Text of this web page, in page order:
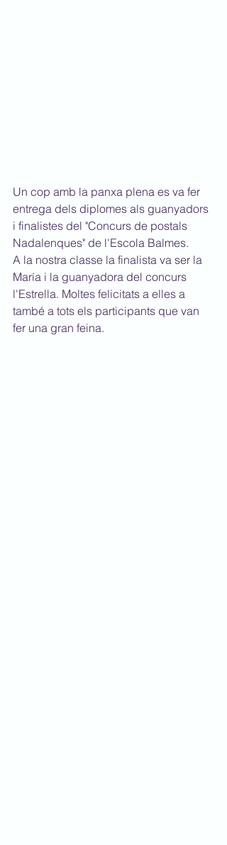
Un cop amb la panxa plena es va fer
entrega dels diplomes als guanyadors
i finalistes del "Concurs de postals
Nadalenques" de l'Escola Balmes.
A la nostra classe la finalista va ser la
María i la guanyadora del concurs
l'Estrella. Moltes felicitats a elles a
també a tots els participants que van
fer una gran feina.